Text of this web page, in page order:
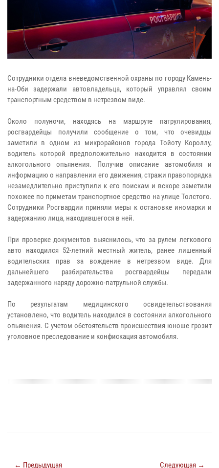
Сотрудники отдела вневедомственной охраны по городу Камень-
на-Оби задержали автовладельца, который управлял своим
транспортным средством в нетрезвом виде.
Около полуночи, находясь на маршруте патрулирования,
росгвардейцы получили сообщение о том, что очевидцы
заметили в одном из микрорайонов города Тойоту Короллу,
водитель которой предположительно находится в состоянии
алкогольного опьянения. Получив описание автомобиля и
информацию о направлении его движения, стражи правопорядка
незамедлительно приступили к его поискам и вскоре заметили
похожее по приметам транспортное средство на улице Толстого.
Сотрудники Росгвардии приняли меры к остановке иномарки и
задержанию лица, находившегося в ней.
При проверке документов выяснилось, что за рулем легкового
авто находился 52-летний местный житель, ранее лишенный
водительских прав за вождение в нетрезвом виде. Для
дальнейшего разбирательства росгвардейцы передали
задержанного наряду дорожно-патрульной службы.
По результатам медицинского освидетельствования
установлено, что водитель находился в состоянии алкогольного
опьянения. С учетом обстоятельств происшествия юноше грозит
уголовное преследование и конфискация автомобиля.
← Предыдущая Следующая →